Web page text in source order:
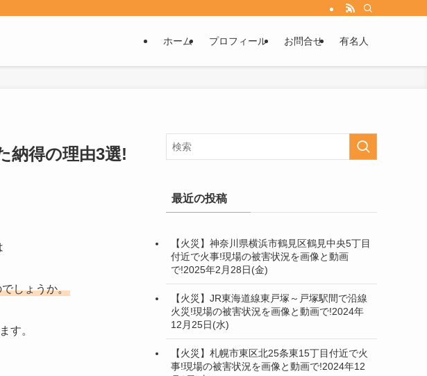
ホーム プロフィール お問合せ 有名人
納得の理由3選!
しょうか。
す。
最近の投稿
【火災】神奈川県横浜市鶴見区鶴見中央5丁目
付近で火事!現場の被害状況を画像と動画
で!2025年2月28日(金)
【火災】JR東海道線東戸塚～戸塚駅間で沿線
火災!現場の被害状況を画像と動画で!2024年
12月25日(水)
【火災】札幌市東区北25条東15丁目付近で火
事!現場の被害状況を画像と動画で!2024年12